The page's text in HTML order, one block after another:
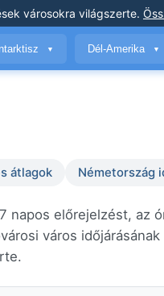
városokra világszerte.
▼ Dél-Amerika ▼
átlagok Németország
napos előrejelzést, az
város